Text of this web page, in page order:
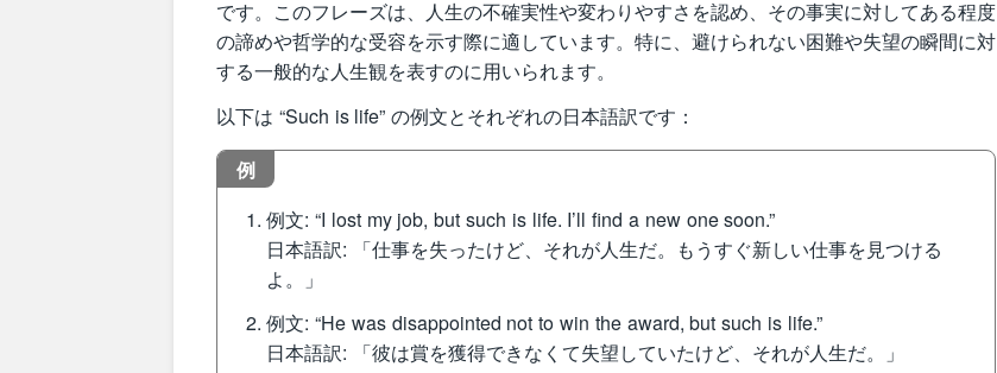
です。このフレーズは、人生の不確実性や変わりやすさを認め、その事実に対してある程度
の諦めや哲学的な受容を示す際に適しています。特に、避けられない困難や失望の瞬間に対
する一般的な人生観を表すのに用いられます。
以下は “Such is life” の例文とそれぞれの日本語訳です：
例
例文: “I lost my job, but such is life. I’ll find a new one soon.”
日本語訳: 「仕事を失ったけど、それが人生だ。もうすぐ新しい仕事を見つける
よ。」
例文: “He was disappointed not to win the award, but such is life.”
日本語訳: 「彼は賞を獲得できなくて失望していたけど、それが人生だ。」